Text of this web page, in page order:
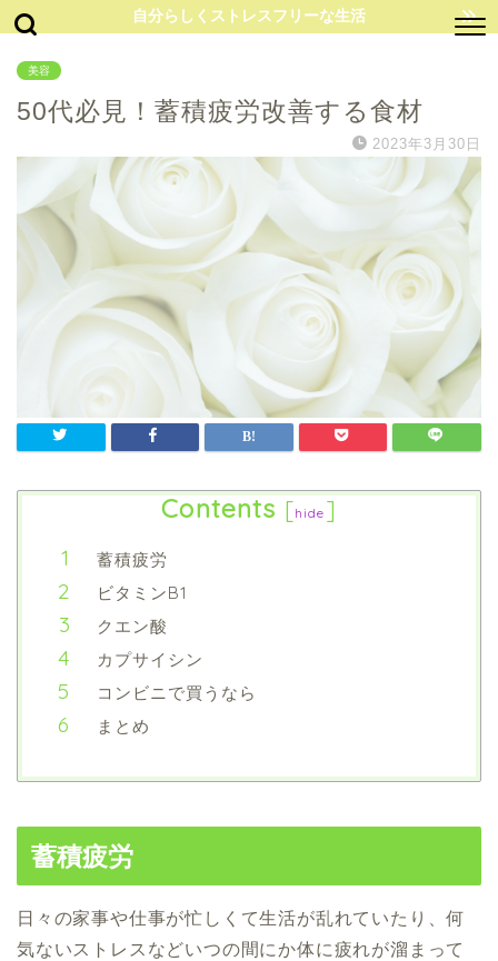
自分らしくストレスフリーな生活
美容
50代必見！蓄積疲労改善する食材
2023年3月30日
Contents [hide ]
蓄積疲労
ビタミンB1
クエン酸
カプサイシン
コンビニで買うなら
まとめ
蓄積疲労
日々の家事や仕事が忙しくて生活が乱れていたり、何
気ないストレスなどいつの間にか体に疲れが溜まって